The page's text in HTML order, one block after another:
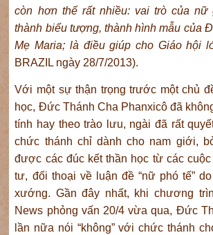
còn hơn thế rất nhiều: vai trò của
thành biểu tượng, thành hình mẫu của
Mẹ Maria; là điều giúp cho Giáo hội
BRAZIL ngày 28/7/2013).
Với một sự thận trọng trước một chủ
học, Đức Thánh Cha Phanxicô đã
tính hay theo trào lưu, ngài đã rất
chức thánh chỉ dành cho nam giới,
được các đúc kết thần học từ các
tư, đối thoại về luận đề “nữ phó tế”
xướng. Gần đây nhất, khi chương
News phỏng vấn 20/4 vừa qua, Đức
lần nữa nói “không” với chức thánh